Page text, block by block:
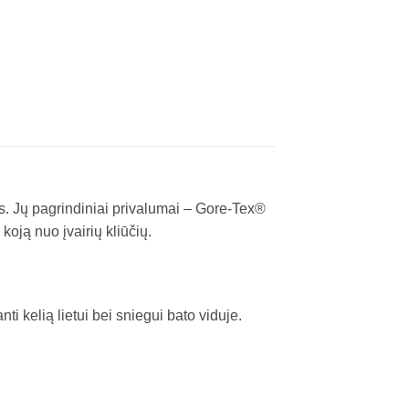
Jų pagrindiniai privalumai – Gore-Tex®
nuo įvairių kliūčių.
kelią lietui bei sniegui bato viduje.